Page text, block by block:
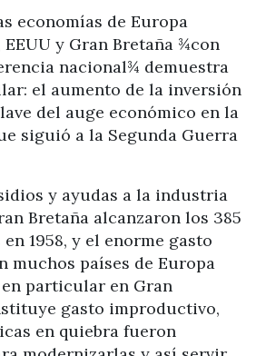
economías de Europa
y Gran Bretaña ¾con
nacional¾ demuestra
el aumento de la inversión
del auge económico en la
siguió a la Segunda Guerra
y ayudas a la industria
Bretaña alcanzaron los 385
1958, y el enorme gasto
muchos países de Europa
particular en Gran
gasto improductivo,
en quiebra fueron